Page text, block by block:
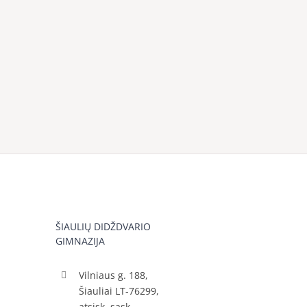
ŠIAULIŲ DIDŽDVARIO
GIMNAZIJA
Vilniaus g. 188,
Šiauliai LT-76299,